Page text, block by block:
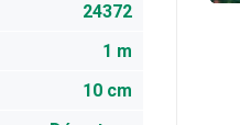
24372
1 m
10 cm